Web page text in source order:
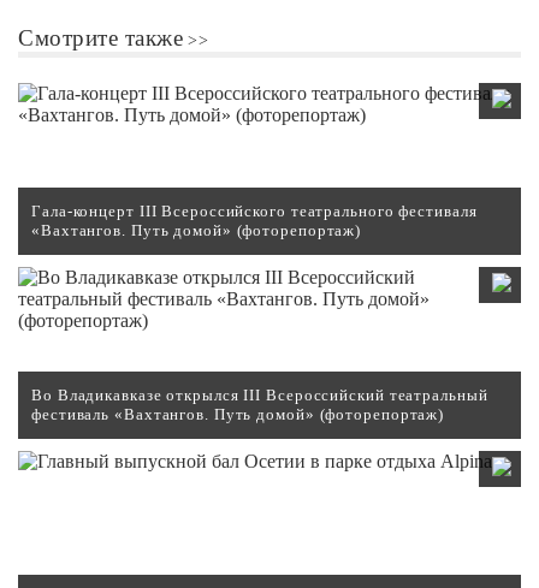
Смотрите также
Гала-концерт III Всероссийского театрального фестиваля
«Вахтангов. Путь домой» (фоторепортаж)
Во Владикавказе открылся III Всероссийский театральный
фестиваль «Вахтангов. Путь домой» (фоторепортаж)